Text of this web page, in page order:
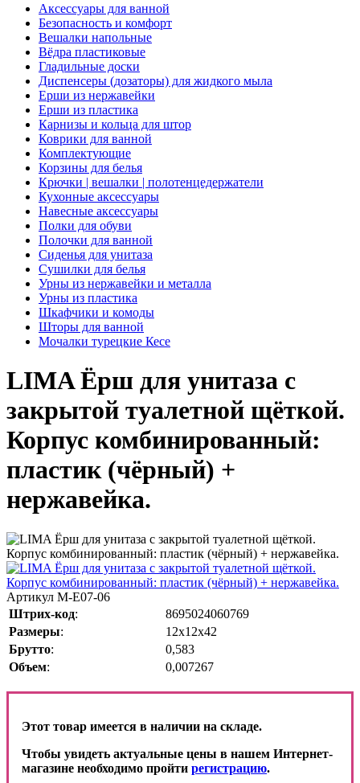
Аксессуары для ванной
Безопасность и комфорт
Вешалки напольные
Вёдра пластиковые
Гладильные доски
Диспенсеры (дозаторы) для жидкого мыла
Ерши из нержавейки
Ерши из пластика
Карнизы и кольца для штор
Коврики для ванной
Комплектующие
Корзины для белья
Крючки | вешалки | полотенцедержатели
Кухонные аксессуары
Навесные аксессуары
Полки для обуви
Полочки для ванной
Сиденья для унитаза
Сушилки для белья
Урны из нержавейки и металла
Урны из пластика
Шкафчики и комоды
Шторы для ванной
Мочалки турецкие Кесе
LIMA Ёрш для унитаза с
закрытой туалетной щёткой.
Корпус комбинированный:
пластик (чёрный) +
нержавейка.
Артикул M-E07-06
Штрих-код:
8695024060769
Размеры:
12х12х42
Брутто:
0,583
Объем: 0,007267
Этот товар имеется в наличии на складе.
Чтобы увидеть актуальные цены в нашем Интернет-
магазине необходимо пройти регистрацию.